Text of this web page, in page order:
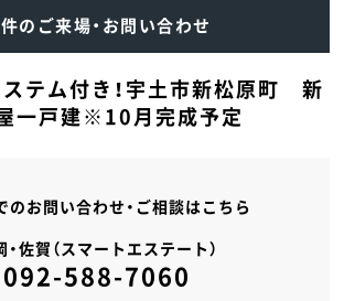
のご来場・お問い合わせ
テム付き！宇土市新松原町 新
一戸建※10月完成予定
のお問い合わせ・ご相談はこちら
・佐賀（スマートエステート）
092-588-7060